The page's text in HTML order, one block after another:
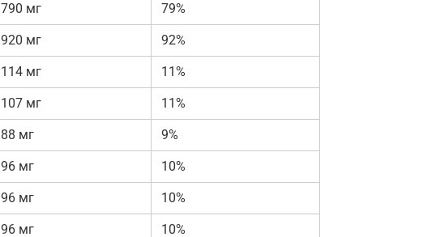
790 мг 79%
920 мг 92%
114 мг 11%
107 мг 11%
88 мг 9%
96 мг 10%
96 мг 10%
96 мг 10%